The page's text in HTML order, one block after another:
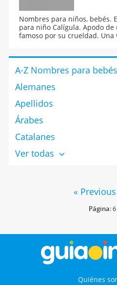
Nombres para niños, bebés.
para niño Calígula. Apodo
famoso por su crueldad. Una
A-Z Nombres para bebés
Alemanes
Apellidos
Árabes
Catalanes
Ver todas
« Previous
Página:
Quiénes